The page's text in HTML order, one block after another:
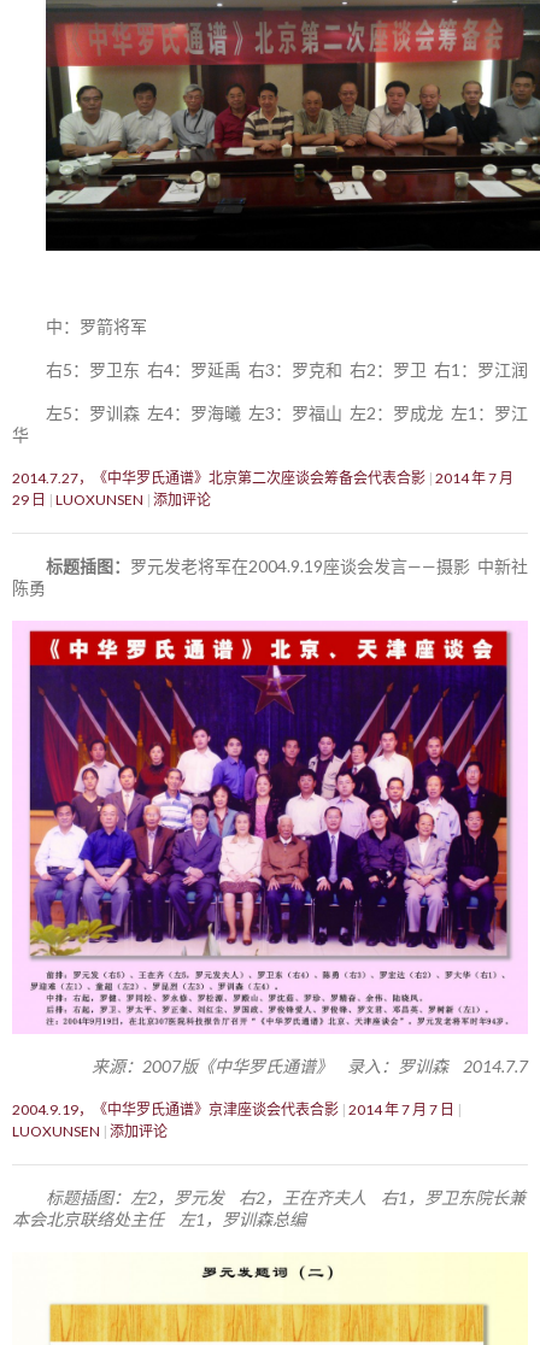
中：罗箭将军
右5：罗卫东 右4：罗延禹 右3：罗克和 右2：罗卫 右1：罗江润
左5：罗训森 左4：罗海曦 左3：罗福山 左2：罗成龙 左1：罗江
华
2014.7.27，《中华罗氏通谱》北京第二次座谈会筹备会代表合影 2014 年 7 月
29 日
LUOXUNSEN 添加评论
标题插图： 罗元发老将军在2004.9.19座谈会发言——摄影 中新社
陈勇
来源：2007版《中华罗氏通谱》 录入：罗训森 2014.7.7
2004.9.19，《中华罗氏通谱》京津座谈会代表合影 2014 年 7 月 7 日
LUOXUNSEN 添加评论
标题插图：左2，罗元发 右2，王在齐夫人 右1，罗卫东院长兼
本会北京联络处主任 左1，罗训森总编